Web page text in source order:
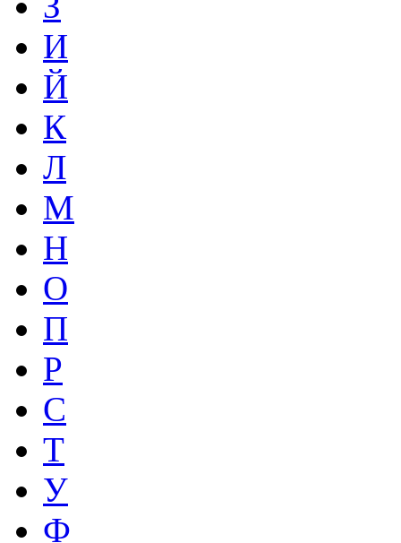
И
Й
К
Л
М
Н
О
П
Р
С
Т
У
Ф